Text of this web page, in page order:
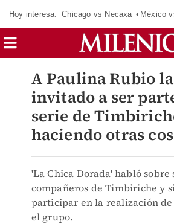
Hoy interesa: Chicago vs Necaxa México
A Paulina Rubio
invitado a ser
serie de
haciendo otras
'La Chica Dorada' habló sobre
compañeros de Timbiriche y
participar en la realización
el grupo.